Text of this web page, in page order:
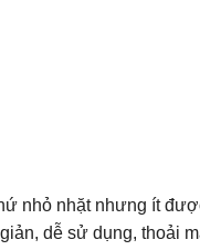
nhỏ nhặt nhưng ít
dễ sử dụng, thoải